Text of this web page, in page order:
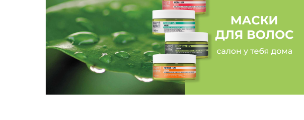
«Приятный ванильный аромат. Уже через 5 минут после нанесения
можно заметить как разглаживаются волосы и становятся более
мягкими и шелковистыми. Она хорошо питает длину и при этом совсем
не утяжеляет кожу головы. Моя любимая маска! Распутывает, питает,